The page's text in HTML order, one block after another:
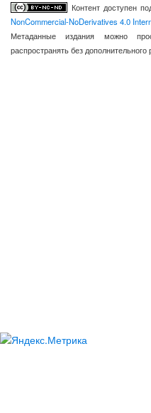
Контент доступен
NonCommercial-NoDerivatives 4.0
Метаданные издания можно
распространять без